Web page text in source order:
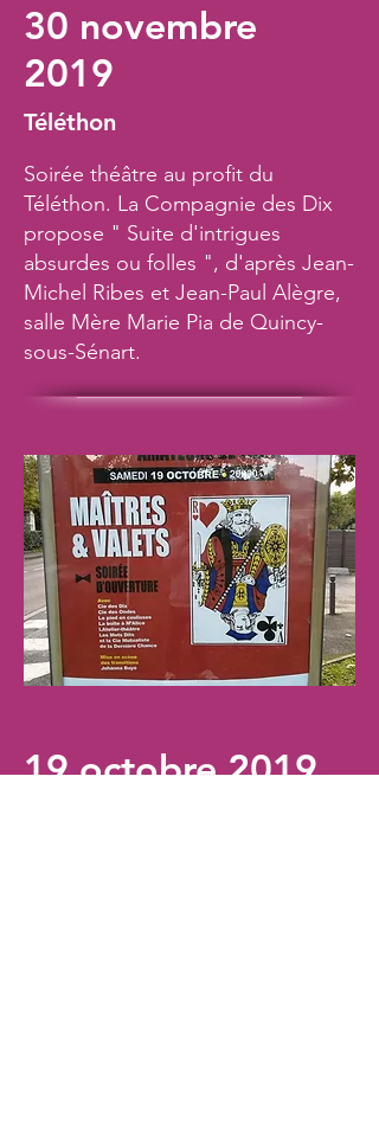
30 novembre
2019
Téléthon
Soirée théâtre au profit du
Téléthon. La Compagnie des Dix
propose " Suite d'intrigues
absurdes ou folles ", d'après Jean-
Michel Ribes et Jean-Paul Alègre,
salle Mère Marie Pia de Quincy-
sous-Sénart.
19 octobre 2019